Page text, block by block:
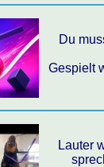
Du
Gespielt
Lauter